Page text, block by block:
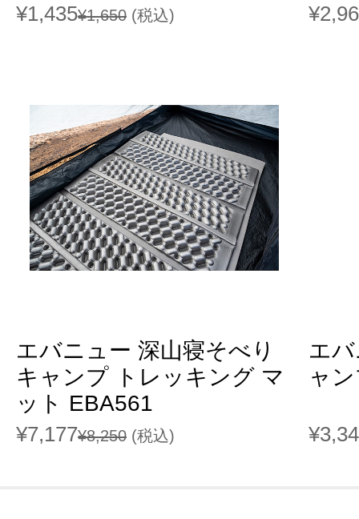
¥1,435¥1,650 (税込)
エバニュー 深山寝そべり
キャンプ トレッキング マ
ット EBA561
¥7,177¥8,250 (税込)
エ
ャ